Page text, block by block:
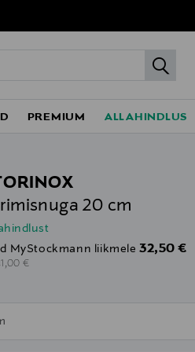
PREMIUM ALLAHINDLUS
20 cm
MyStockmann liikmele 32,50 €
Price
€